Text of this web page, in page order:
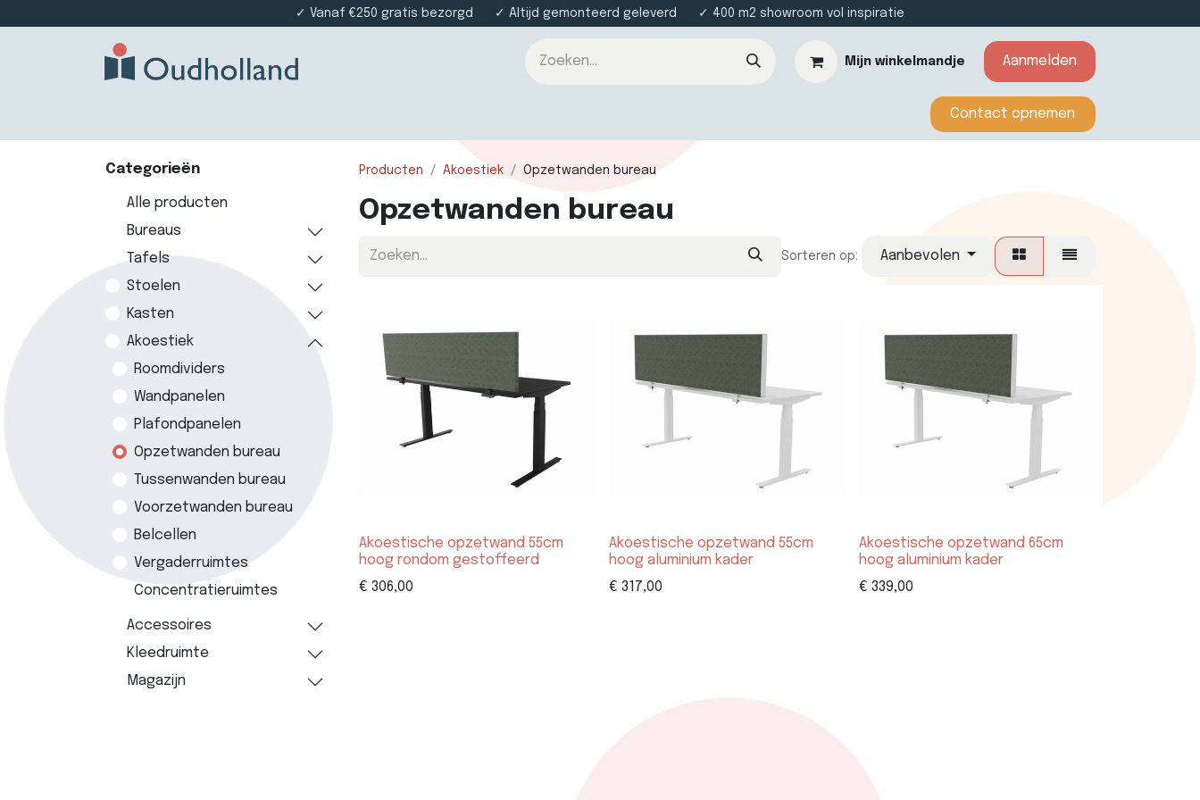
✓ Vanaf €250 gratis bezorgd ✓ Altijd gemonteerd geleverd ✓ 400 m2 showroom vol inspiratie
Mijn winkelmandje Aanmelden
​​​​​​Contact opnemen​​
Categorieën
Alle producten
Bureaus
Tafels
Stoelen
Kasten
Akoestiek
Roomdividers
Wandpanelen
Plafondpanelen
Opzetwanden bureau
Tussenwanden bureau
Voorzetwanden bureau
Belcellen
Vergaderruimtes
Concentratieruimtes
Accessoires
Kleedruimte
Magazijn
Producten Akoestiek Opzetwanden bureau
Opzetwanden bureau
Sorteren op: Aanbevolen
Akoestische opzetwand 55cm
hoog rondom gestoffeerd
€ 306,00
Akoestische opzetwand 55cm
hoog aluminium kader
€ 317,00
Akoestische opzetwand 65cm
hoog aluminium kader
€ 339,00